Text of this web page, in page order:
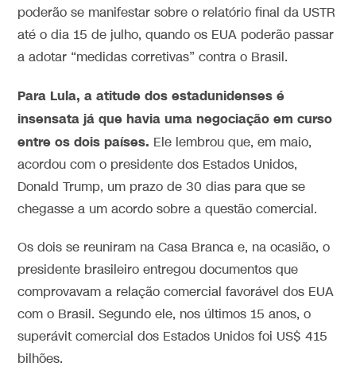
poderão se manifestar sobre o relatório final da USTR
até o dia 15 de julho, quando os EUA poderão passar
a adotar “medidas corretivas” contra o Brasil.
Para Lula, a atitude dos estadunidenses é
insensata já que havia uma negociação em curso
entre os dois países. Ele lembrou que, em maio,
acordou com o presidente dos Estados Unidos,
Donald Trump, um prazo de 30 dias para que se
chegasse a um acordo sobre a questão comercial.
Os dois se reuniram na Casa Branca e, na ocasião, o
presidente brasileiro entregou documentos que
comprovavam a relação comercial favorável dos EUA
com o Brasil. Segundo ele, nos últimos 15 anos, o
superávit comercial dos Estados Unidos foi US$ 415
bilhões.